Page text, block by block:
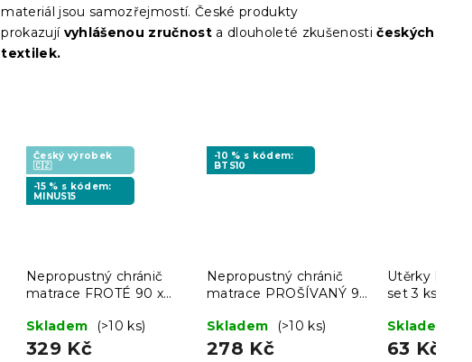
materiál jsou samozřejmostí. České produkty
prokazují vyhlášenou zručnost a dlouholeté zkušenostičeských
textilek.
Český výrobek
🇨🇿
-15 % s kódem:
MINUS15
Nepropustný chránič
matrace FROTÉ 90 x
Skladem
(>10 ks)
329 Kč
-10 % s kódem:
BTS10
Nepropustný chránič
matrace PROŠÍVANÝ 90
Skladem
(>10 ks)
278 Kč
Utěrky
set 3 ks -
Skladem
63 Kč